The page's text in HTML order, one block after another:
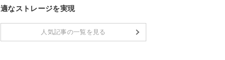
適なストレージを実現
人気記事の一覧を見る